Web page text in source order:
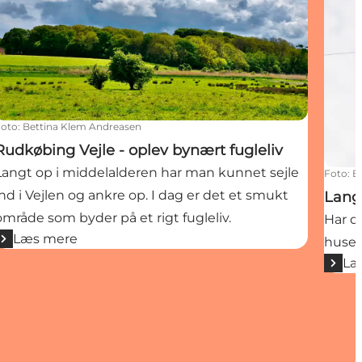
: Bettina Klem Andreasen
Vejle - oplev bynært fugleliv
op i middelalderen har man kunnet sejle
i Vejlen og ankre op. I dag er det et smukt
som byder på et rigt fugleliv.
Læs mere
Foto:
Har